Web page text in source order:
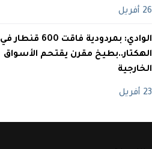
26 أفريل
الوادي: بمردودية فاقت 600 قنطار في
الهكتار..بطيخ مقرن يقتحم الأسواق
الخارجية
23 أفريل